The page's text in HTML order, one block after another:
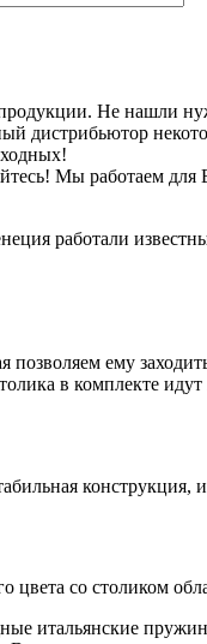
Не нашли
дистрибьютор
Мы работаем для
работали
позволяем ему
в комплекте
конструкция,
цвета со столиком
итальянские